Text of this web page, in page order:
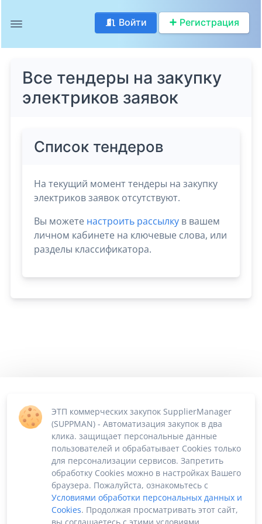
Войти Регистрация
Все тендеры на закупку
электриков заявок
Список тендеров
На текущий момент тендеры на закупку
электриков заявок отсутствуют.
Вы можете настроить рассылку в вашем
личном кабинете на ключевые слова, или
разделы классификатора.
ЭТП коммерческих закупок SupplierManager
(SUPPMAN) - Автоматизация закупок в два
клика. защищает персональные данные
пользователей и обрабатывает Cookies только
для персонализации сервисов. Запретить
обработку Cookies можно в настройках Вашего
браузера. Пожалуйста, ознакомьтесь с
Условиями обработки персональных данных и
Cookies. Продолжая просматривать этот сайт,